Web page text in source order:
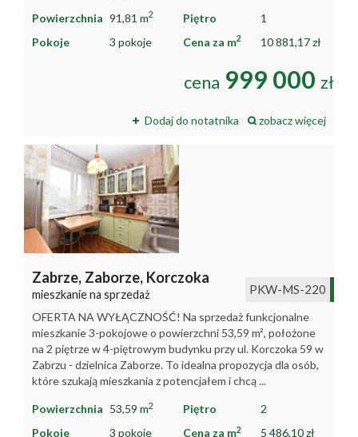
Powierzchnia 91,81 m2 Piętro
1
Pokoje
3 pokoje Cena za m2 10 881,17 zł
cena 999 000 zł
Dodaj do notatnika zobacz więcej
Zabrze, Zaborze, Korczoka
mieszkanie na sprzedaż PKW-MS-220
OFERTA NA WYŁĄCZNOŚĆ! Na sprzedaż funkcjonalne
mieszkanie 3-pokojowe o powierzchni 53,59 m², położone
na 2 piętrze w 4-piętrowym budynku przy ul. Korczoka 59 w
Zabrzu - dzielnica Zaborze. To idealna propozycja dla osób,
które szukają mieszkania z potencjałem i chcą ...
Powierzchnia 53,59 m2 Piętro
2
Pokoje
3 pokoje Cena za m2 5 486,10 zł